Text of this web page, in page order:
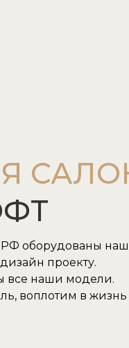
РФ оборудованы
проекту.
все наши модели.
воплотим в